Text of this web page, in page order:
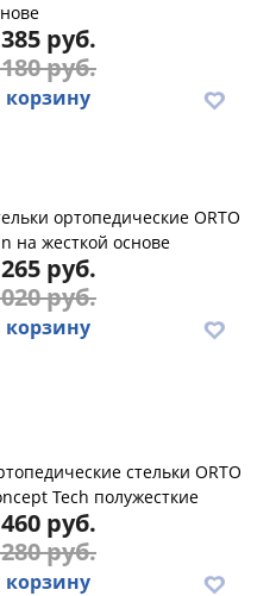
руб.
руб.
корзину
ортопедические ORTO
на жесткой основе
руб.
руб.
корзину
стельки ORTO
Tech полужесткие
руб.
руб.
корзину